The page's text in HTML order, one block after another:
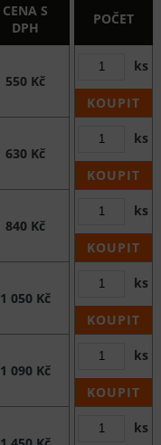
CENA S
DPH
POČET
550 Kč
ks
KOUPIT
630 Kč
ks
KOUPIT
840 Kč
ks
KOUPIT
1 050 Kč
ks
KOUPIT
1 090 Kč
ks
KOUPIT
ks